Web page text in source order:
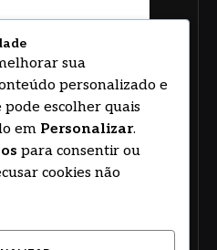
sua
personalizado e
escolher quais
em Personalizar.
para consentir ou
cookies não